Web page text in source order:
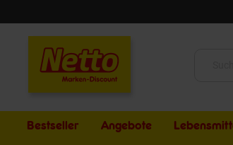
Bestseller Angebote